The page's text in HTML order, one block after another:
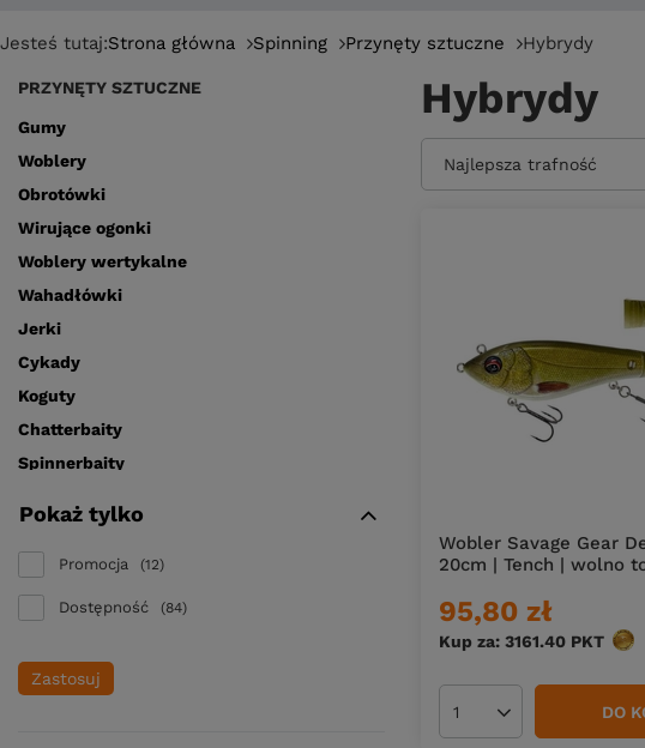
Jesteś tutaj:Strona główna Spinning Przynęty sztuczne Hybrydy
PRZYNĘTY SZTUCZNE
Gumy
Woblery
Obrotówki
Wirujące ogonki
Woblery wertykalne
Wahadłówki
Jerki
Cykady
Koguty
Chatterbaity
Spinnerbaity
Swimbaity
Top water
Muchy spinningowe
Twitche
Pokaż tylko
Promocja 12
Dostępność 84
Zastosuj
Hybrydy
Zmień sortowanie
Najlepsza trafność
Wobler Savage Gear
20cm | Tench | wolno
95,80 zł
Kup za: 3161.40 PKT
Ilość produktów DO